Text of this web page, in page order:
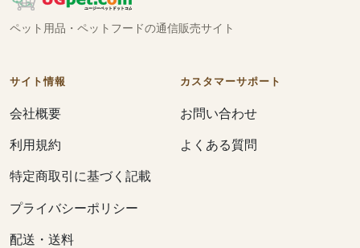
ペット用品・ペットフードの通信販売サイト
サイト情報
会社概要
利用規約
特定商取引に基づく記載
プライバシーポリシー
配送・送料
カスタマーサポート
お問い合わせ
よくある質問